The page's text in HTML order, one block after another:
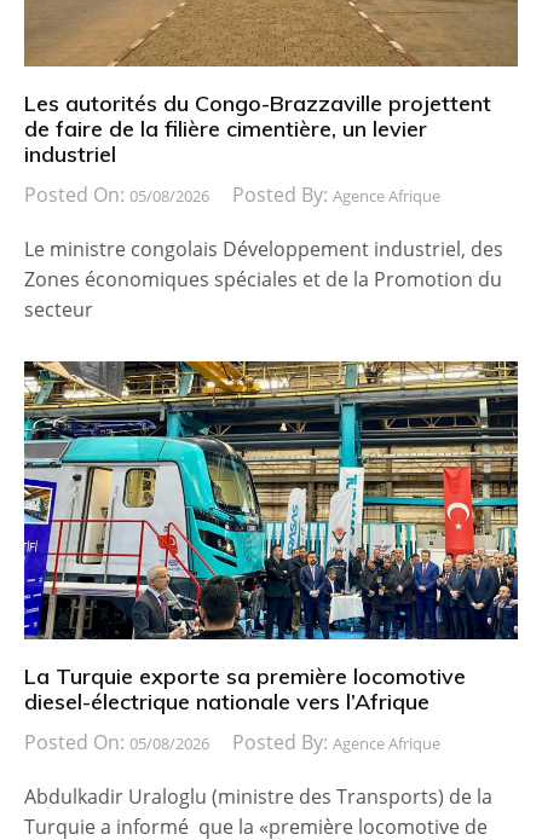
Les autorités du Congo-Brazzaville projettent
de faire de la filière cimentière, un levier
industriel
Posted On: 05/08/2026 Posted By: Agence Afrique
Le ministre congolais Développement industriel, des
Zones économiques spéciales et de la Promotion du
secteur
La Turquie exporte sa première locomotive
diesel-électrique nationale vers l’Afrique
Posted On: 05/08/2026 Posted By: Agence Afrique
Abdulkadir Uraloglu (ministre des Transports) de la
Turquie a informé que la «première locomotive de